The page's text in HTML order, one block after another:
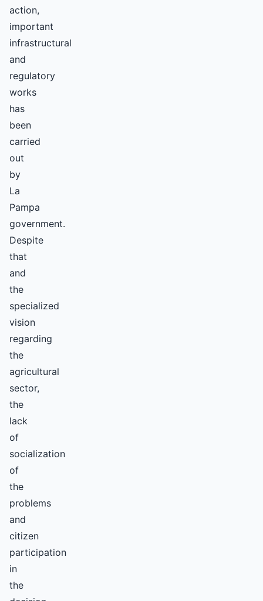
action,
important
infrastructural
and
regulatory
works
has
been
carried
out
by
La
Pampa
government.
Despite
that
and
the
specialized
vision
regarding
the
agricultural
sector,
the
lack
of
socialization
of
the
problems
and
citizen
participation
in
the